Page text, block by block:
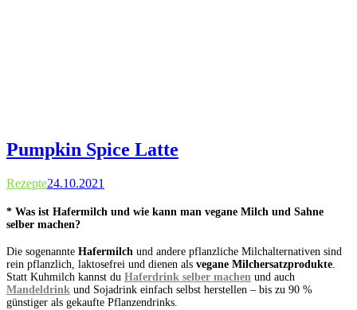
Pumpkin Spice Latte
Rezepte24.10.2021
* Was ist Hafermilch und wie kann man vegane Milch und Sahne
selber machen?
Die sogenannte Hafermilch und andere pflanzliche Milchalternativen sind
rein pflanzlich, laktosefrei und dienen als vegane Milchersatzprodukte.
Statt Kuhmilch kannst du Haferdrink selber machen und auch
Mandeldrink und Sojadrink einfach selbst herstellen – bis zu 90 %
günstiger als gekaufte Pflanzendrinks.